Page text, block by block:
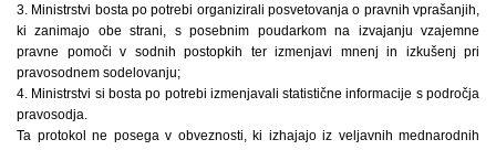
3. Ministrstvi bosta po potrebi organizirali posvetovanja o pravnih vprašanjih,
ki zanimajo obe strani, s posebnim poudarkom na izvajanju vzajemne
pravne pomoči v sodnih postopkih ter izmenjavi mnenj in izkušenj pri
pravosodnem sodelovanju;
4. Ministrstvi si bosta po potrebi izmenjavali statistične informacije s področja
pravosodja.
Ta protokol ne posega v obveznosti, ki izhajajo iz veljavnih mednarodnih